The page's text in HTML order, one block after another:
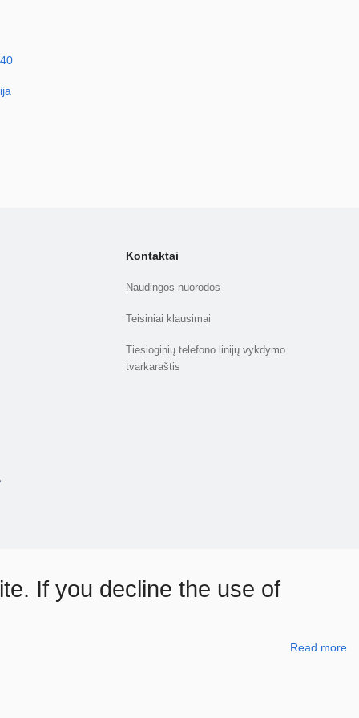
Kontaktai
Naudingos nuorodos
Teisiniai klausimai
Tiesioginių telefono linijų vykdymo
tvarkaraštis
If you decline the use of
Read more